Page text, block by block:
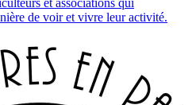
et associations qui
de voir et vivre leur activité.